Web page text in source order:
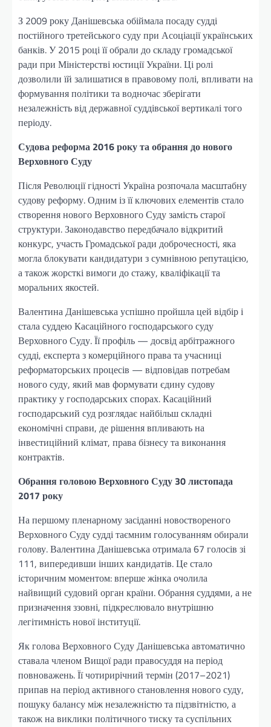
З 2009 року Данішевська обіймала посаду судді
постійного третейського суду при Асоціації українських
банків. У 2015 році її обрали до складу громадської
ради при Міністерстві юстиції України. Ці ролі
дозволили їй залишатися в правовому полі, впливати на
формування політики та водночас зберігати
незалежність від державної суддівської вертикалі того
періоду.
Судова реформа 2016 року та обрання до нового
Верховного Суду
Після Революції гідності Україна розпочала масштабну
судову реформу. Одним із її ключових елементів стало
створення нового Верховного Суду замість старої
структури. Законодавство передбачало відкритий
конкурс, участь Громадської ради доброчесності, яка
могла блокувати кандидатури з сумнівною репутацією,
а також жорсткі вимоги до стажу, кваліфікації та
моральних якостей.
Валентина Данішевська успішно пройшла цей відбір і
стала суддею Касаційного господарського суду
Верховного Суду. Її профіль — досвід арбітражного
судді, експерта з комерційного права та учасниці
реформаторських процесів — відповідав потребам
нового суду, який мав формувати єдину судову
практику у господарських спорах. Касаційний
господарський суд розглядає найбільш складні
економічні справи, де рішення впливають на
інвестиційний клімат, права бізнесу та виконання
контрактів.
Обрання головою Верховного Суду 30 листопада
2017 року
На першому пленарному засіданні новоствореного
Верховного Суду судді таємним голосуванням обирали
голову. Валентина Данішевська отримала 67 голосів зі
111, випередивши інших кандидатів. Це стало
історичним моментом: вперше жінка очолила
найвищий судовий орган країни. Обрання суддями, а не
призначення ззовні, підкреслювало внутрішню
легітимність нової інституції.
Як голова Верховного Суду Данішевська автоматично
ставала членом Вищої ради правосуддя на період
повноважень. Її чотирирічний термін (2017–2021)
припав на період активного становлення нового суду,
пошуку балансу між незалежністю та підзвітністю, а
також на виклики політичного тиску та суспільних